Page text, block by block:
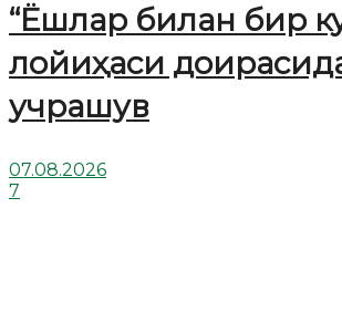
“Ёшлар билан бир
лойиҳаси
учрашув
07.08.2026
7